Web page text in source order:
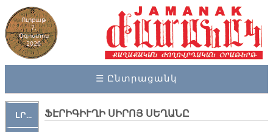
Ուրբաթ
7,
Օգոստոս
2026
☰ Ընտրացանկ
ԼՐԱՀՈՍ ՖԷՐԻԳԻՒՂԻ ՍԻՐՈՅ ՍԵՂԱՆԸ